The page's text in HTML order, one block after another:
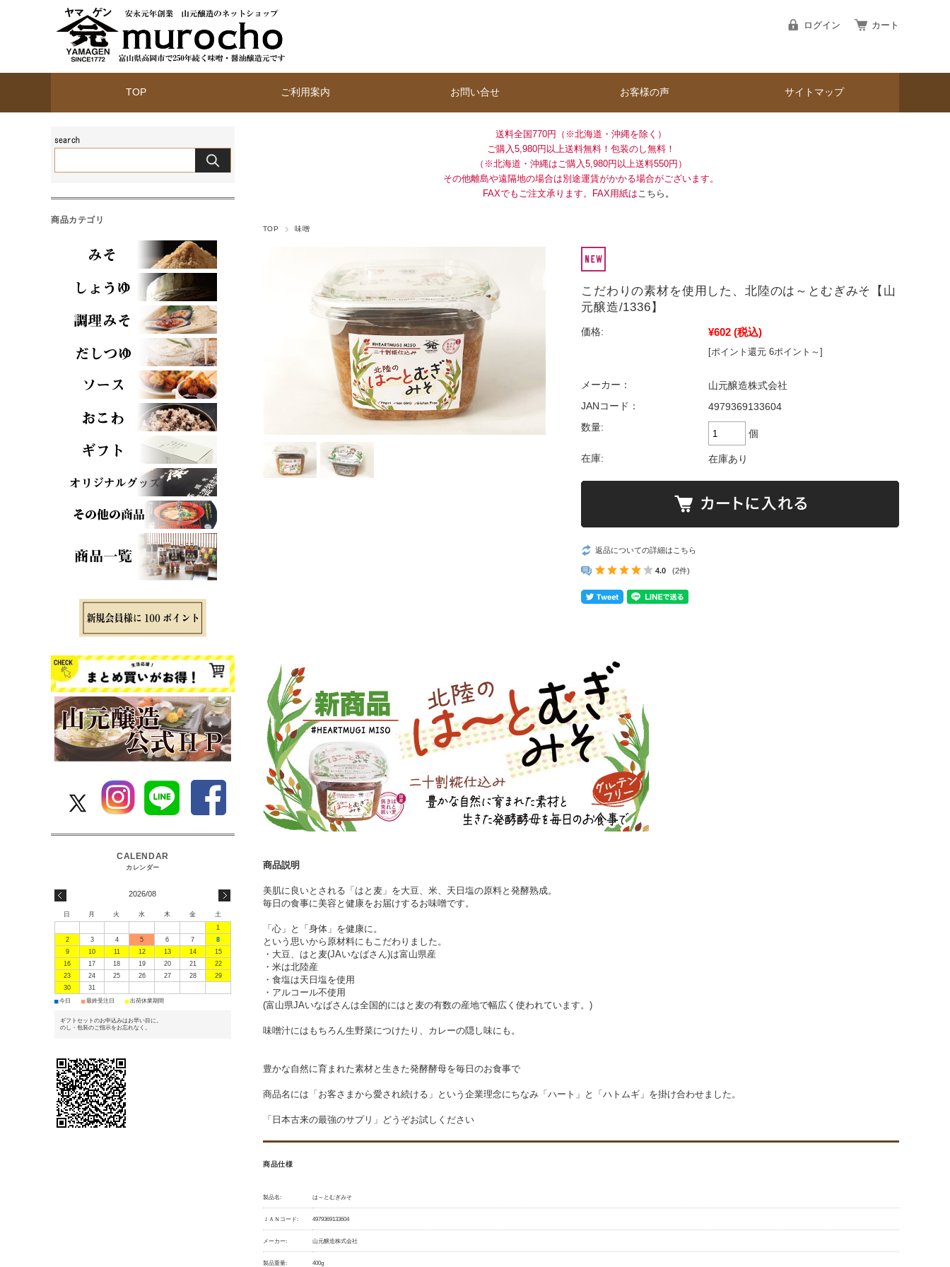
ログイン カート
TOP ご利用案内 お問い合せ お客様の声 サイトマップ
送料全国770円（※北海道・沖縄を除く）
ご購入5,980円以上送料無料！ 包装のし無料！
（※北海道・沖縄はご購入5,980円以上送料550円）
その他離島や遠隔地の場合は別途運賃がかかる場合がございます。
FAXでもご注文承ります。FAX用紙はこちら 。
TOP 味噌
こだわりの素材を使用した、北陸のは～とむぎみそ【山
元醸造/1336】
価格: ¥602 (税込)
[ポイント還元 6ポイント～]
メーカー：
山元醸造株式会社
JANコード：
4979369133604
数量:
個
在庫: 在庫あり
返品についての詳細はこちら
4.0 (2件)
商品説明
美肌に良いとされる「はと麦」を大豆、米、天日塩の原料と発酵熟成。
毎日の食事に美容と健康をお届けするお味噌です。
「心」と「身体」を健康に。
という思いから原材料にもこだわりました。
・大豆、はと麦(JAいなばさん)は富山県産
・米は北陸産
・食塩は天日塩を使用
・アルコール不使用
(富山県JAいなばさんは全国的にはと麦の有数の産地で幅広く使われています。)
味噌汁にはもちろん生野菜につけたり、カレーの隠し味にも。
豊かな自然に育まれた素材と生きた発酵酵母を毎日のお食事で
商品名には「お客さまから愛され続ける」という企業理念にちなみ「ハート」と「ハトムギ」を掛け合わせました。
「日本古来の最強のサプリ」どうぞお試しください
商品仕様
製品名: は～とむぎみそ
ＪＡＮコード: 4979369133604
メーカー: 山元醸造株式会社
製品重量: 400g
商品カテゴリ
2026/08
日 月 火 水 木 金
土
1
2
3 4 5 6 7
8
9
10 11 12 13 14
15
16
17 18 19 20 21
22
23
24 25 26 27 28
29
30
31
■ 今日 ■ 最終受注日 ■ 出荷休業期間
ギフトセットのお申込みはお早い目に。
のし・包装のご指示をお忘れなく。